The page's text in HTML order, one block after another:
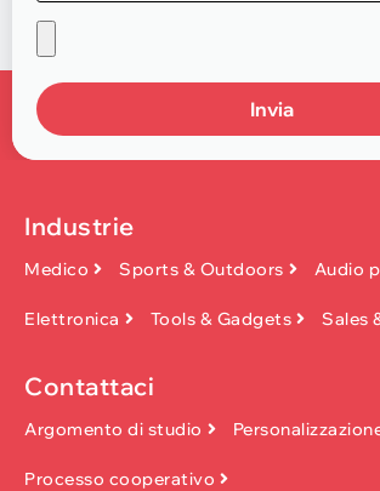
Invia
Industrie
Medico Sports & Outdoors Audio
Elettronica Tools & Gadgets Sales
Contattaci
Argomento di studio
Processo cooperativo